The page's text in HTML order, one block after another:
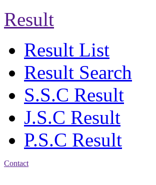
Result
Result List
Result Search
S.S.C Result
J.S.C Result
P.S.C Result
Contact